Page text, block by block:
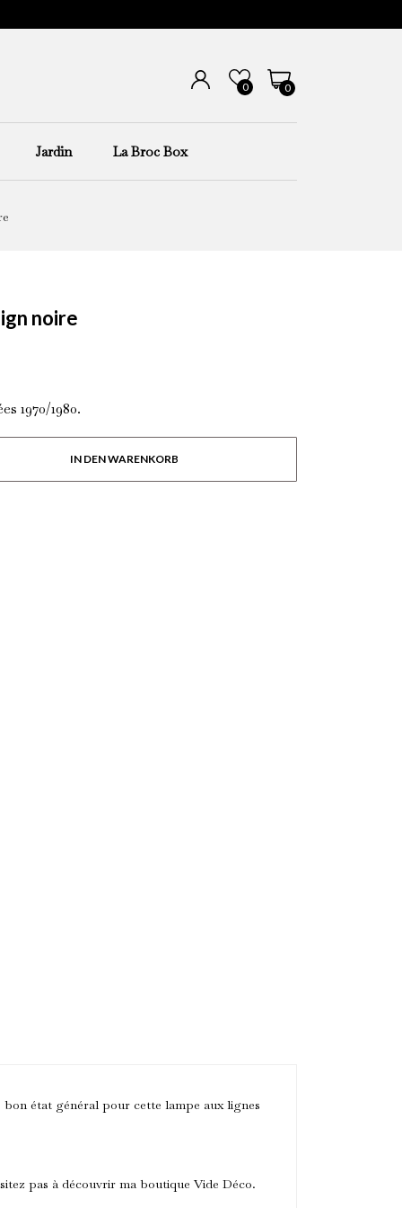
0 0
Jardin La Broc Box
noire
1970/1980.
IN DEN WARENKORB
bon état général pour cette lampe aux lignes
pas à découvrir ma boutique Vide Déco.